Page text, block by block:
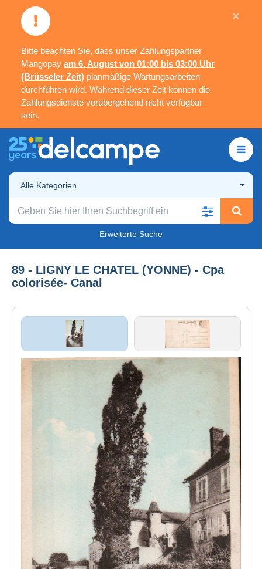
Bitte beachten Sie, dass unser Zahlungspartner
Mangopay am 6. August von 01:00 bis 03:00 Uhr
(Brüsseler Zeit) planmäßige Wartungsarbeiten
durchführen wird. Während dieser Zeit können die
Zahlungsdienste vorübergehend nicht verfügbar
sein.
×
Alle Kategorien
Erweiterte Suche
89 - LIGNY LE CHATEL (YONNE) - Cpa
colorisée- Canal